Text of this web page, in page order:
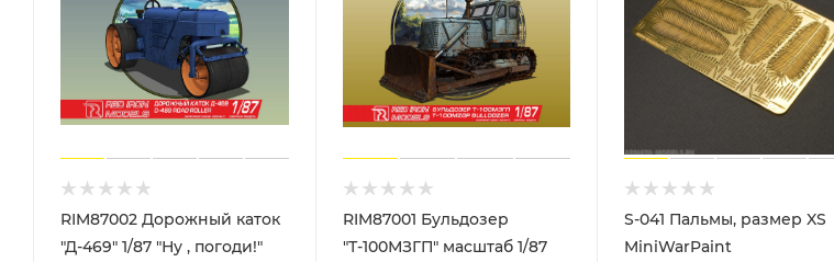
RIM87002 Дорожный каток
"Д-469" 1/87 "Ну , погоди!"
RIM87001 Бульдозер
"Т-100МЗГП" масштаб 1/87
S-041 Пальмы, размер XS
MiniWarPaint